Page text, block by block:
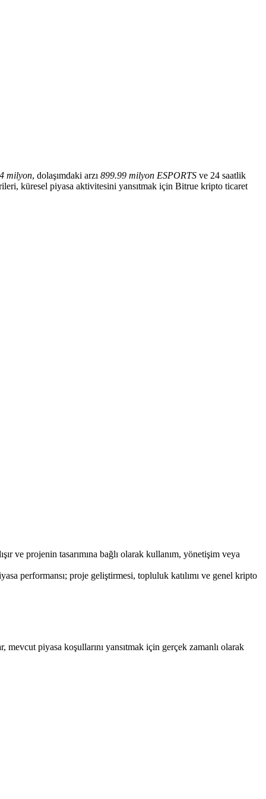
milyon, dolaşımdaki arzı 899.99 milyon ESPORTS ve 24 saatlik
küresel piyasa aktivitesini yansıtmak için Bitrue kripto ticaret
ve projenin tasarımına bağlı olarak kullanım, yönetişim veya
performansı; proje geliştirmesi, topluluk katılımı ve genel kripto
piyasa koşullarını yansıtmak için gerçek zamanlı olarak